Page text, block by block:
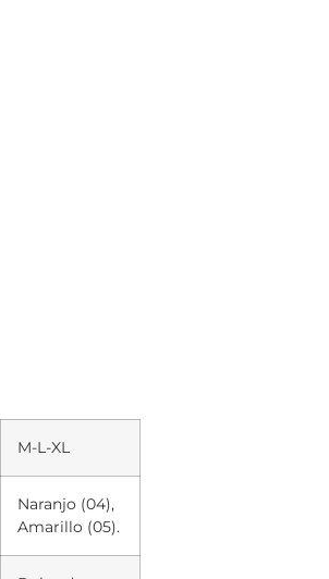
M-L-XL
Naranjo (04),
Amarillo (05).